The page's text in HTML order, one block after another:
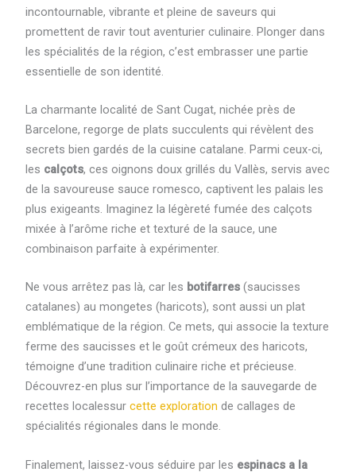
incontournable, vibrante et pleine de saveurs qui
promettent de ravir tout aventurier culinaire. Plonger dans
les spécialités de la région, c’est embrasser une partie
essentielle de son identité.
La charmante localité de Sant Cugat, nichée près de
Barcelone, regorge de plats succulents qui révèlent des
secrets bien gardés de la cuisine catalane. Parmi ceux-ci,
les calçots, ces oignons doux grillés du Vallès, servis avec
de la savoureuse sauce romesco, captivent les palais les
plus exigeants. Imaginez la légèreté fumée des calçots
mixée à l’arôme riche et texturé de la sauce, une
combinaison parfaite à expérimenter.
Ne vous arrêtez pas là, car les botifarres(saucisses
catalanes) au mongetes (haricots), sont aussi un plat
emblématique de la région. Ce mets, qui associe la texture
ferme des saucisses et le goût crémeux des haricots,
témoigne d’une tradition culinaire riche et précieuse.
Découvrez-en plus sur l’importance de la sauvegarde de
recettes localessur cette exploration de callages de
spécialités régionales dans le monde.
Finalement, laissez-vous séduire par les espinacs a la